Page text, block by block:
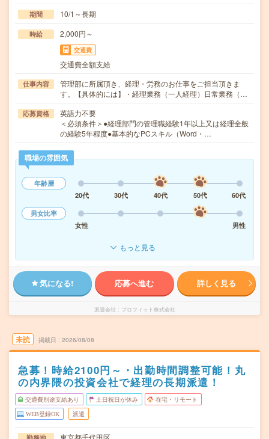
期間 10/1～長期
時給 2,000円～
交通費
交通費全額支給
仕事内容
管理部に所属頂き、経理・労務のお仕事をご担当頂きま
す。【具体的には】・経理業務（一人経理）日常業務（…
応募資格
英語力不要
＜必須条件＞●経理部門の管理職経験1年以上又は経理全般
の経験5年程度●基本的なPCスキル（Word・…
職場の雰囲気
年齢層
20代
30代 40代 50代
60代
男女比率
女性
男性
もっと見る
気になる! 応募へ進む 詳しく見る
派遣会社 プロフィット株式会社
未読 掲載日 2026/08/08
急募！時給2100円～・出勤時間調整可能！丸
の内界隈の投資会社で経理の長期派遣！
交通費別途支給あり 土日祝日が休み 在宅・リモート
WEB登録OK 派遣
東京都千代田区